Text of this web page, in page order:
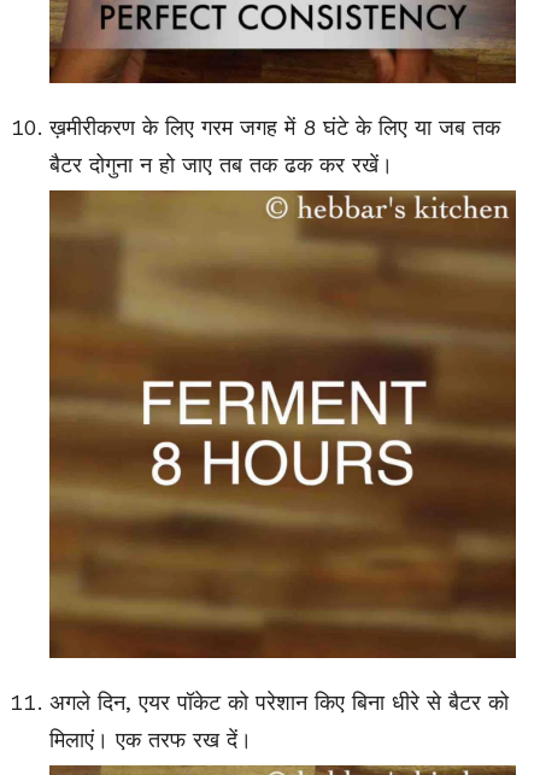
ख़मीरीकरण के लिए गरम जगह में 8 घंटे के लिए या जब तक
बैटर दोगुना न हो जाए तब तक ढक कर रखें।
अगले दिन, एयर पॉकेट को परेशान किए बिना धीरे से बैटर को
मिलाएं। एक तरफ रख दें।